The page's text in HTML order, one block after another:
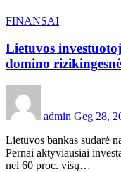
FINANSAI
Lietuvos
domino
admin Geg 28,
Lietuvos bankas sudarė
Pernai aktyviausiai
nei 60 proc. visų…